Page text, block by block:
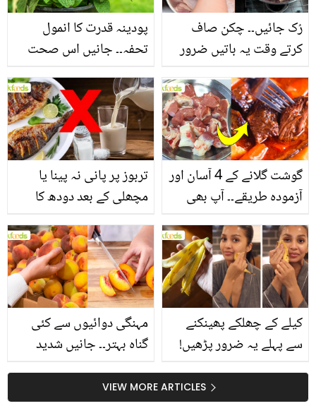
پودینہ قدرت کا انمول
تحفہ۔۔ جانیں اس صحت
انگیز طبی فوائد
رُک جائیں۔۔ چکن صاف
کرتے وقت یہ باتیں ضرور
تربوز پر پانی نہ پینا یا
مچھلی کے بعد دودھ کا
سے متعلق غلط فہمیوں کی
حقیقت کیا ہے اور افواہ
کیا؟
گوشت گلانے کے 4 آسان اور
آزمودہ طریقے۔۔ آپ بھی
بتائے راز
مہنگی دوائیوں سے کئی
گناہ بہتر۔۔ جانیں شدید
کیوں کھانا چاہیے؟
کیلے کے چھلکے پھینکنے
سے پہلے یہ ضرور پڑھیں!
سستا اور قدرتی حلVIEW MORE ARTICLES